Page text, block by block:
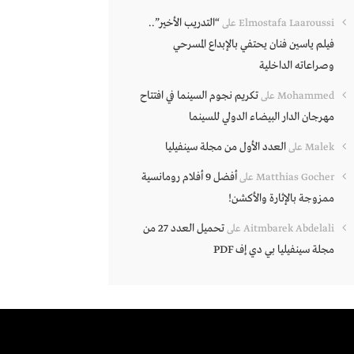
Elmostafa Laaroussi على“التدريب الأخير”..
فيلم ياسين فنان يحتفي بالإبداع المسرحي
وصراعاته الداخلية
Mohammed علىتكريم نجوم السينما في افتتاح
مهرجان الدار البيضاء الدولي للسينما
Malek علىالعدد الأول من مجلة سينفيليا
Matthias Gocher على
أفضل 9 أفلام رومانسية
ممزوجة بالإثارة والأكشن!
Aitmbarek Abdelali على
تحميل العدد 27 من
مجلة سينفيليا بي دي إف PDF